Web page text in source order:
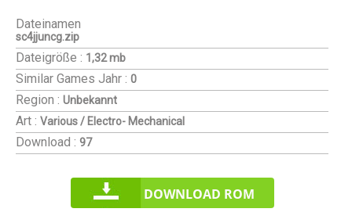
Dateinamen
sc4jjuncg.zip
Dateigröße : 1,32 mb
Similar Games Jahr : 0
Region : Unbekannt
Art : Various / Electro- Mechanical
Download : 97
DOWNLOAD ROM